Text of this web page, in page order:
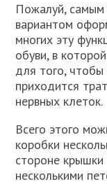
Пожалуй, самым
вариантом
многих эту
обуви, в
для того,
приходится
нервных клеток.
Всего этого
коробки
стороне крышки
несколькими